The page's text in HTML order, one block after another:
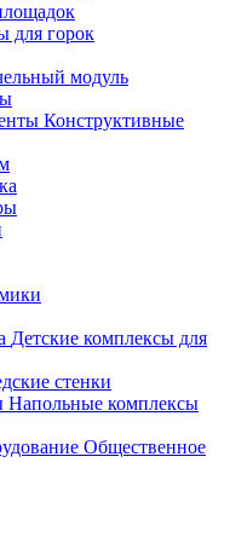
для горок
модуль
Конструктивные
Детские комплексы для
стенки
Напольные комплексы
Общественное